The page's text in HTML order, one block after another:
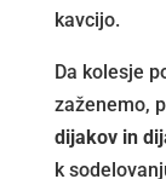
kavcijo.
Da kolesje
zaženemo,
dijakov in
k